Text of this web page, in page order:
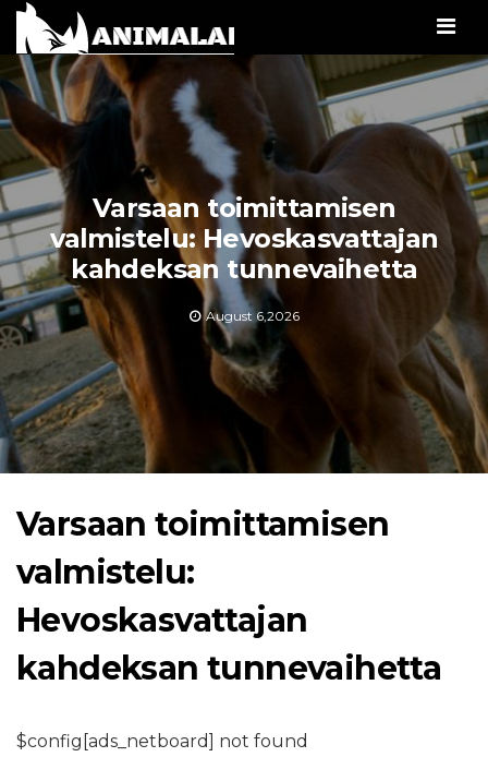
Varsaan toimittamisen
valmistelu: Hevoskasvattajan
kahdeksan tunnevaihetta
August 6,2026
Varsaan toimittamisen
valmistelu:
Hevoskasvattajan
kahdeksan tunnevaihetta
$config[ads_netboard] not found